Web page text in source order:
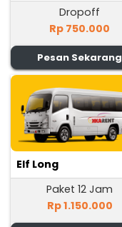
Dropoff
Rp 750.000
Pesan Sekarang
Elf Long
Paket 12 Jam
Rp 1.150.000